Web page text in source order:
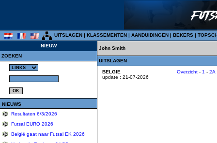
UITSLAGEN | KLASSEMENTEN | AANDUIDINGEN | BEKERS |
NIEUW
ZOEKEN
NIEUWS
Resultaten 6/3/2026
Futsal EURO 2026
België gaat naar Futsal EK 2026
John Smith
UITSLAGEN
BELGIE
update : 21-07-2026
Overzicht - 1 - 2A